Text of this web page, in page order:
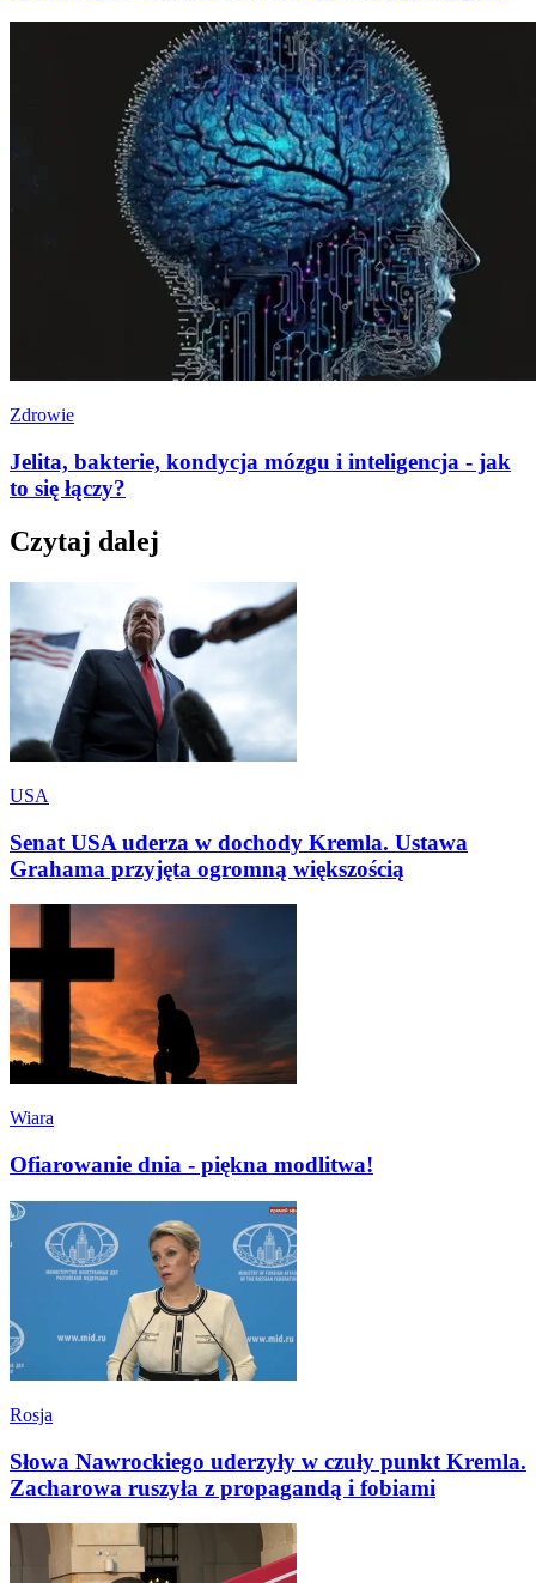
Zdrowie
Jelita, bakterie, kondycja mózgu i inteligencja - jak
to się łączy?
Czytaj dalej
USA
Senat USA uderza w dochody Kremla. Ustawa
Grahama przyjęta ogromną większością
Wiara
Ofiarowanie dnia - piękna modlitwa!
Rosja
Słowa Nawrockiego uderzyły w czuły punkt Kremla.
Zacharowa ruszyła z propagandą i fobiami